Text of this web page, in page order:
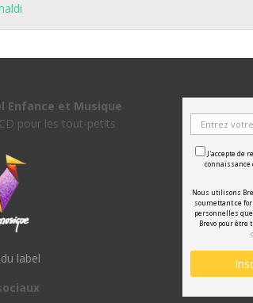
Enfance et Musique
pour les tout-petits
label
J'accepte de
connaissance
Nous utilisons
soumettant ce
personnelles
Brevo pour